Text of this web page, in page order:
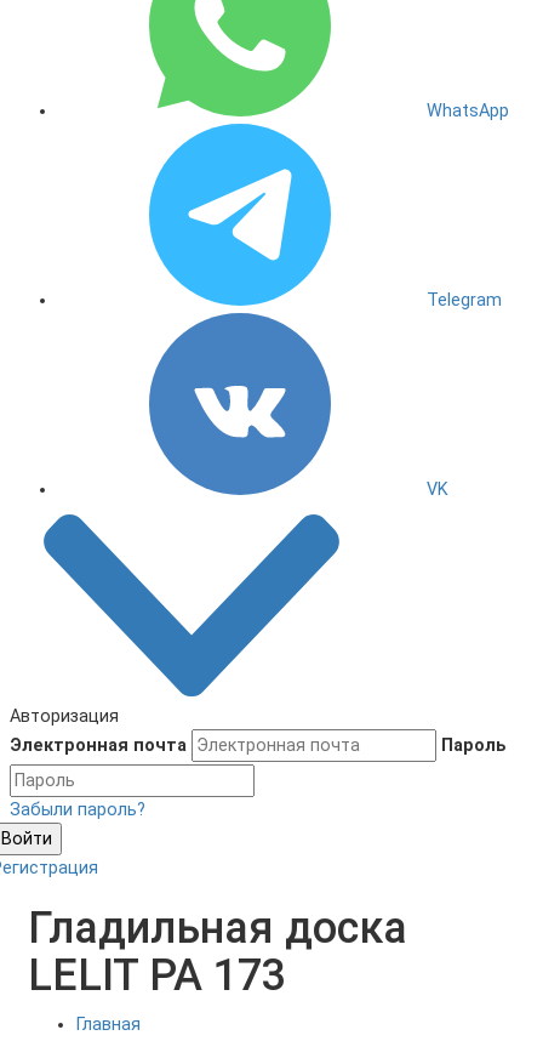
WhatsApp
Telegram
VK
Авторизация
Электронная почта
Пароль
Забыли пароль?
Войти
Гладильная доска
LELIT PA 173
Главная